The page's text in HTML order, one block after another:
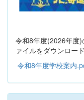
令和8年度(2026年度
ァイルをダウンロー
令和8年度学校案内